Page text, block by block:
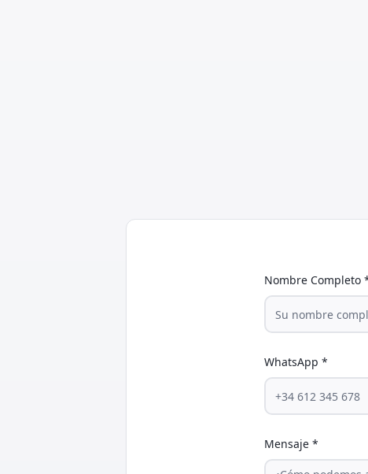
Nombre Completo
WhatsApp *
Mensaje *